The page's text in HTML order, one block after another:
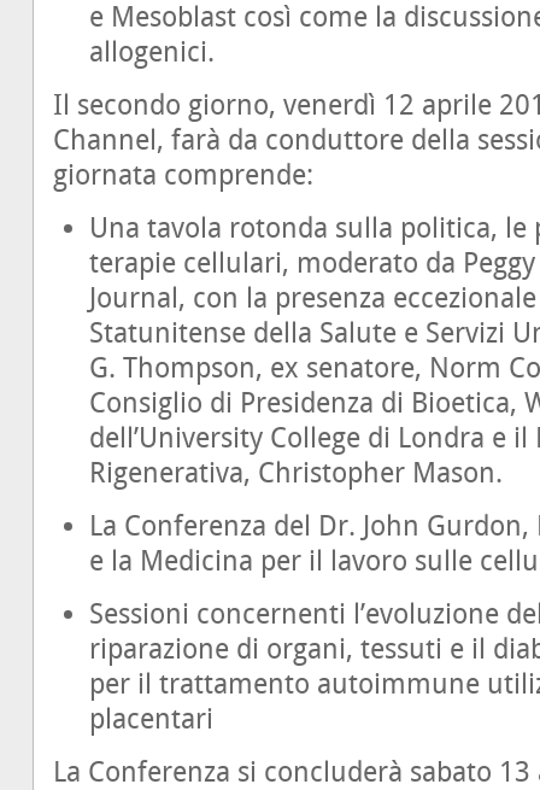
e Mesoblast così come la
allogenici.
Il secondo giorno, venerdì 12 aprile
Channel, farà da conduttore della
giornata comprende:
Una tavola rotonda sulla politica, le
terapie cellulari, moderato da
Journal, con la presenza
Statunitense della Salute e Servizi
G. Thompson, ex senatore, Norm
Consiglio di Presidenza di Bioetica,
dell’University College di Londra e
Rigenerativa, Christopher Mason.
La Conferenza del Dr. John
e la Medicina per il lavoro sulle
Sessioni concernenti l’evoluzione
riparazione di organi, tessuti e il
per il trattamento autoimmune
placentari
La Conferenza si concluderà sabato